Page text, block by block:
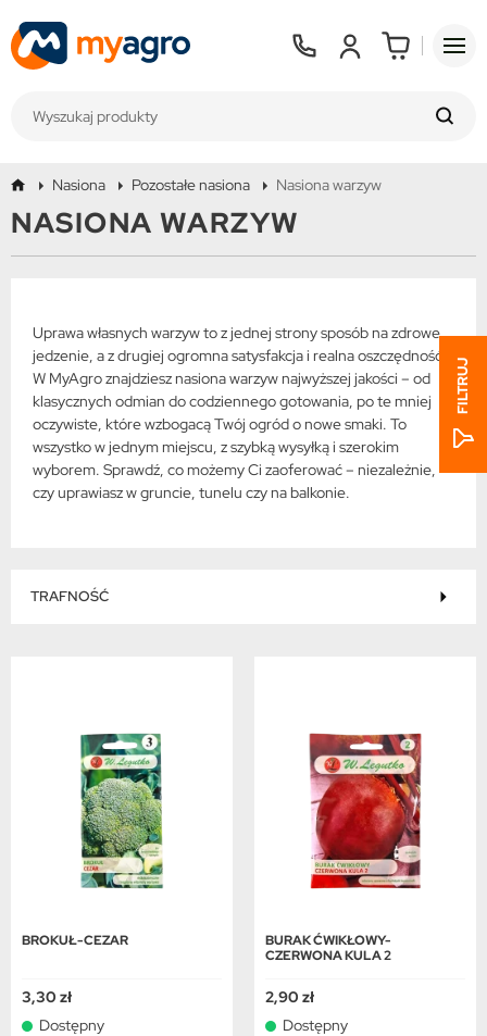
Nasiona Pozostałe nasiona Nasiona warzyw
NASIONA WARZYW
Uprawa własnych warzyw to z jednej strony sposób na zdrowe
jedzenie, a z drugiej ogromna satysfakcja i realna oszczędność.
W MyAgro znajdziesz nasiona warzyw najwyższej jakości – od
klasycznych odmian do codziennego gotowania, po te mniej
oczywiste, które wzbogacą Twój ogród o nowe smaki. To
wszystko w jednym miejscu, z szybką wysyłką i szerokim
wyborem. Sprawdź, co możemy Ci zaoferować – niezależnie,
czy uprawiasz w gruncie, tunelu czy na balkonie.
TRAFNOŚĆ
BROKUŁ-CEZAR
3,30 zł
Dostępny
BURAK ĆWIKŁOWY-
CZERWONA KULA 2
2,90 zł
Dostępny
FILTRUJ